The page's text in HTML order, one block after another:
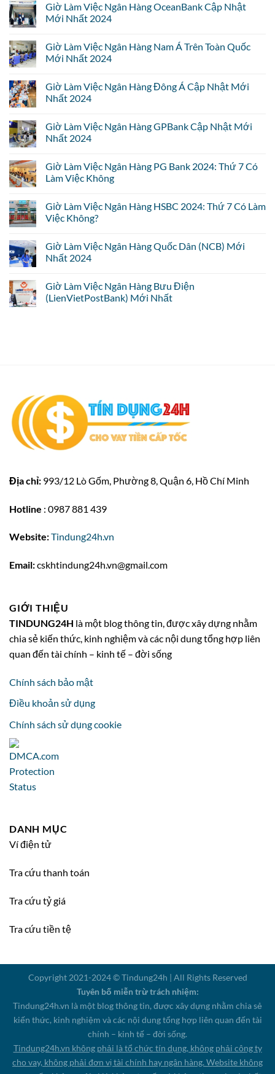
Giờ Làm Việc Ngân Hàng OceanBank Cập Nhật
Mới Nhất 2024
Giờ Làm Việc Ngân Hàng Nam Á Trên Toàn Quốc
Mới Nhất 2024
Giờ Làm Việc Ngân Hàng Đông Á Cập Nhật Mới
Nhất 2024
Giờ Làm Việc Ngân Hàng GPBank Cập Nhật Mới
Nhất 2024
Giờ Làm Việc Ngân Hàng PG Bank 2024: Thứ 7 Có
Làm Việc Không
Giờ Làm Việc Ngân Hàng HSBC 2024: Thứ 7 Có Làm
Việc Không?
Giờ Làm Việc Ngân Hàng Quốc Dân (NCB) Mới
Nhất 2024
Giờ Làm Việc Ngân Hàng Bưu Điện
(LienVietPostBank) Mới Nhất
Địa chỉ: 993/12 Lò Gốm, Phường 8, Quận 6, Hồ Chí Minh
Hotline : 0987 881 439
Website:Tindung24h.vn
Email:cskhtindung24h.vn@gmail.com
GIỚI THIỆU
TINDUNG24H là một blog thông tin, được xây dựng nhằm
chia sẻ kiến thức, kinh nghiệm và các nội dung tổng hợp liên
quan đến tài chính – kinh tế – đời sống
Chính sách bảo mật
Điều khoản sử dụng
Chính sách sử dụng cookie
DANH MỤC
Ví điện tử
Tra cứu thanh toán
Tra cứu tỷ giá
Tra cứu tiền tệ
Copyright 2021-2024 © Tindung24h | All Rights Reserved
Tuyên bố miễn trừ trách nhiệm:
Tindung24h.vn là một blog thông tin, được xây dựng nhằm chia sẻ
kiến thức, kinh nghiệm và các nội dung tổng hợp liên quan đến tài
chính – kinh tế – đời sống.
Tindung24h.vn không phải là tổ chức tín dụng, không phải công ty
cho vay, không phải đơn vị tài chính hay ngân hàng. Website không